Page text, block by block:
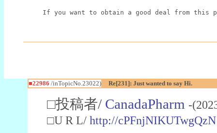
If you want to obtain a good deal from this
■22986 /inTopicNo.23022) Re[231]: Just wanted to say Hi.
□投稿者/ CanadaPharm -
□U R L/ http://cPFnjNIKUTwgQzN